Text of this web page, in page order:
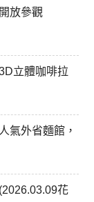
放參觀
立體咖啡拉
氣外省麵館，
花